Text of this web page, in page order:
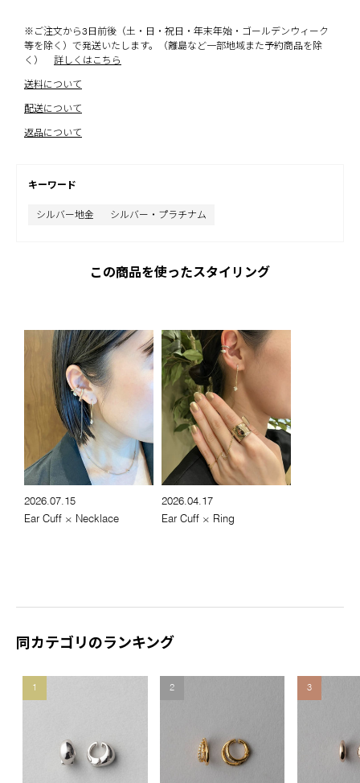
※ご注文から3日前後（土・日・祝日・年末年始・ゴールデンウィーク
等を除く）で発送いたします。（離島など一部地域また予約商品を除
く）
詳しくはこちら
送料について
配送について
返品について
キーワード
シルバー地金 シルバー・プラチナム
この商品を使ったスタイリング
2026.07.15
Ear Cuff × Necklace
2026.04.17
Ear Cuff × Ring
同カテゴリのランキング
1 2 3